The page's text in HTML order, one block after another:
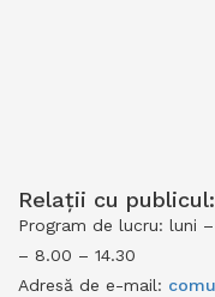
Relații cu publicul:
Program de lucru: luni
– 8.00 – 14.30
Adresă de e-mail: